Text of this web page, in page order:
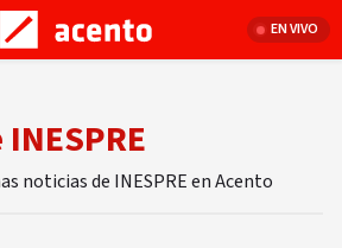
EN VIVO
noticias de INESPRE en Acento